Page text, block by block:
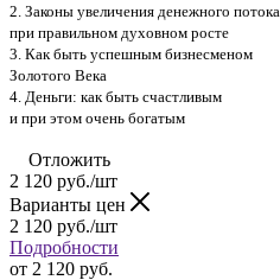
2. Законы увеличения денежного потока
при правильном духовном росте
3. Как быть успешным бизнесменом
Золотого Века
4. Деньги: как быть счастливым
и при этом очень богатым
Отложить
2 120 руб./шт
Варианты цен
2 120 руб./шт
Подробности
от 2 120 руб.